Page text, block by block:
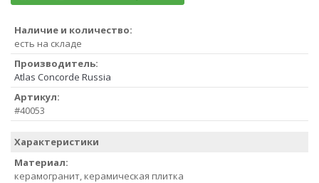
Наличие и количество:
есть на складе
Производитель:
Atlas Concorde Russia
Артикул:
#40053
Характеристики
Материал:
керамогранит, керамическая плитка